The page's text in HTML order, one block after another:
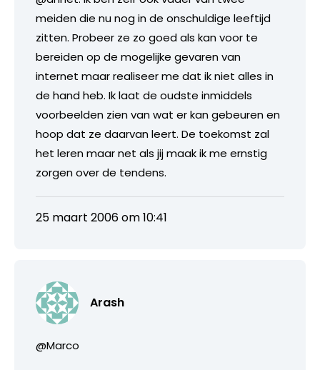
meiden die nu nog in de onschuldige leeftijd
zitten. Probeer ze zo goed als kan voor te
bereiden op de mogelijke gevaren van
internet maar realiseer me dat ik niet alles in
de hand heb. Ik laat de oudste inmiddels
voorbeelden zien van wat er kan gebeuren en
hoop dat ze daarvan leert. De toekomst zal
het leren maar net als jij maak ik me ernstig
zorgen over de tendens.
25 maart 2006 om 10:41
Arash
@Marco